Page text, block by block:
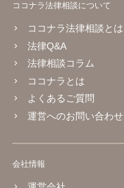
ココナラ法律相談について
ココナラ法律相談とは
法律Q&A
法律相談コラム
ココナラとは
よくあるご質問
運営へのお問い合わせ
会社情報